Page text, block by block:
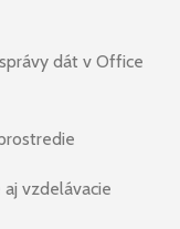
dát v Office
vzdelávacie